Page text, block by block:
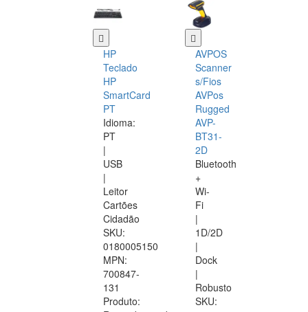
HP
Teclado
HP
SmartCard
PT
Idioma:
PT
|
USB
|
Leitor
Cartões
Cidadão
SKU:
0180005150
MPN:
700847-
131
Produto:
AVPOS
Scanner
s/Fios
AVPos
Rugged
AVP-
BT31-
2D
Bluetooth
+
Wi-
Fi
|
1D/2D
|
Dock
|
Robusto
SKU: